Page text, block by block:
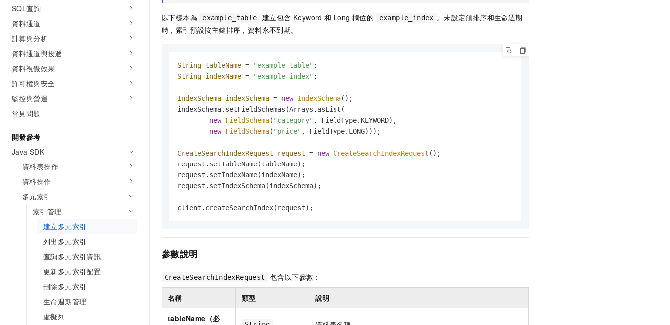
SQL查詢
資料通道
計算與分析
資料通道與投遞
資料視覺效果
許可權與安全
監控與營運
常見問題
開發參考
Java SDK
資料表操作
資料操作
多元索引
索引管理
建立多元索引
列出多元索引
查詢多元索引資訊
更新多元索引配置
刪除多元索引
生命週期管理
虛擬列
以下樣本為 example_table 建立包含 Keyword 和 Long 欄位的 example_index 。未設定預排序和生命週期
時，索引預設按主鍵排序，資料永不到期。
String tableName = "example_table"
String indexName = "example_index" ;
IndexSchema indexSchema = new IndexSchema();
indexSchema.setFieldSchemas(Arrays.asList(
new FieldSchema( "category" , FieldType.KEYWORD),
new FieldSchema( "price" , FieldType.LONG)));
CreateSearchIndexRequest request = new CreateSearchIndexRequest ();
request.setTableName(tableName);
request.setIndexName(indexName);
request.setIndexSchema(indexSchema);
client.createSearchIndex(request);
參數說明
CreateSearchIndexRequest 包含以下參數：
名稱 類型 說明
tableName（必